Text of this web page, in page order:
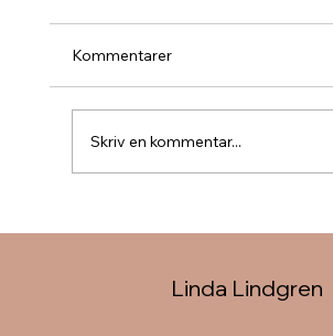
Kommentarer
Skriv en kommentar...
Linda Lindgren